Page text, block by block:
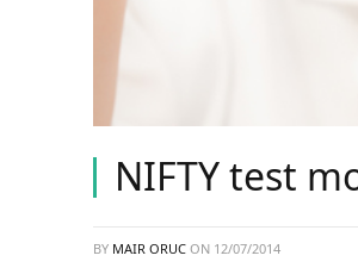
NIFTY test
BY MAIR ORUC ON 12/07/2014